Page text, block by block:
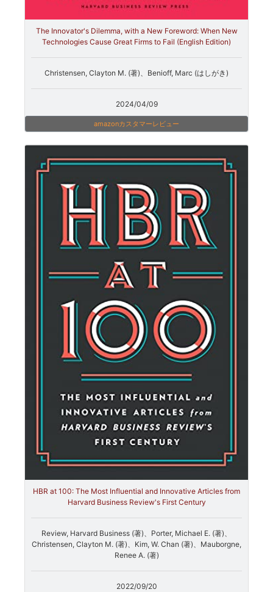
The Innovator's Dilemma, with a New Foreword: When New
Technologies Cause Great Firms to Fail (English Edition)
Christensen, Clayton M. (著)、Benioff, Marc (はしがき)
2024/04/09
amazonカスタマーレビュー
HBR at 100: The Most Influential and Innovative Articles from
Harvard Business Review's First Century
Review, Harvard Business (著)、Porter, Michael E. (著)、
Christensen, Clayton M. (著)、Kim, W. Chan (著)、Mauborgne,
Renee A. (著)
2022/09/20